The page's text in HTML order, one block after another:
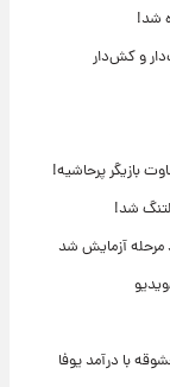
بازیگر پرحاشیه!
شد!
مرحله آزمایش شد
با درآمد یوفا